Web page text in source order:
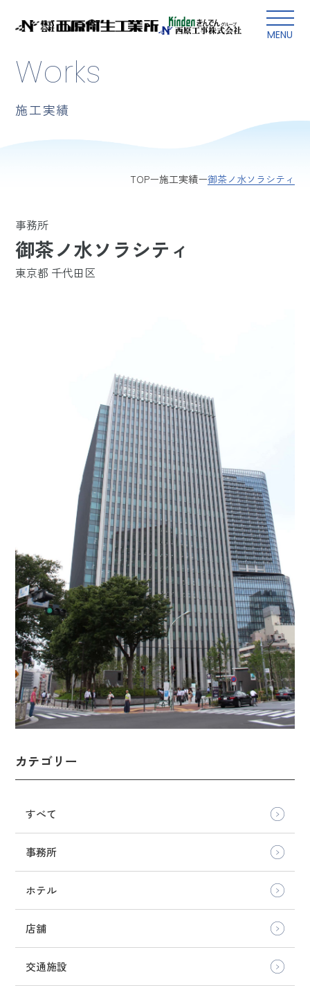
MENU
本文にスキップ
Works
施工実績
TOP 施工実績 御茶ノ水ソラシティ
事務所
御茶ノ水ソラシティ
東京都 千代田区
カテゴリー
すべて
事務所
ホテル
店舗
交通施設